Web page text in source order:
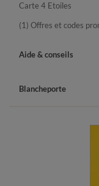
Carte 4 Etoiles
(1) Offres et codes
Aide & conseils
Blancheporte